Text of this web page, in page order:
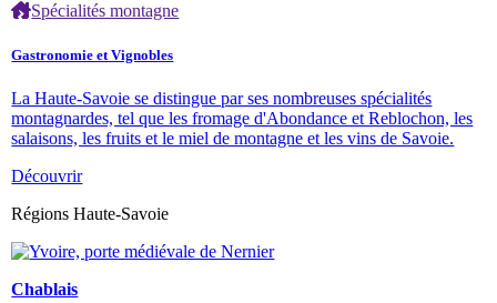
Spécialités montagne
Gastronomie et Vignobles
La Haute-Savoie se distingue par ses nombreuses spécialités
montagnardes, tel que les fromage d'Abondance et Reblochon, les
salaisons, les fruits et le miel de montagne et les vins de Savoie.
Découvrir
Régions Haute-Savoie
Chablais